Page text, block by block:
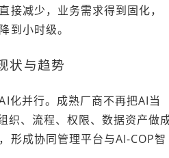
接减少，业务需求得到固化，
到小时级。
状与趋势
化并行。成熟厂商不再把AI当
织、流程、权限、数据资产做
形成协同管理平台与AI-COP智